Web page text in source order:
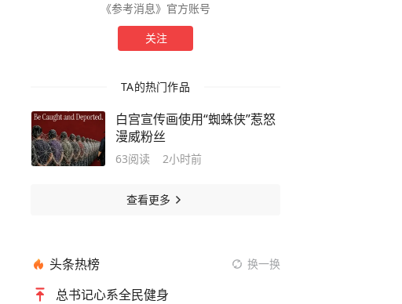
《参考消息》官方账号
关注
TA的热门作品
白宫宣传画使用“蜘蛛侠”惹怒
漫威粉丝
63阅读 2小时前
查看更多
头条热榜 换一换
总书记心系全民健身